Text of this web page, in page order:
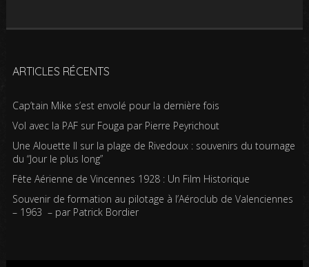
ARTICLES RÉCENTS
Cap’tain Mike s’est envolé pour la dernière fois
Vol avec la PAF sur Fouga par Pierre Peyrichout
Une Alouette II sur la plage de Rivedoux : souvenirs du tournage
du “Jour le plus long”
Fête Aérienne de Vincennes 1928 : Un Film Historique
Souvenir de formation au pilotage à l’Aéroclub de Valenciennes
– 1963 – par Patrick Bordier